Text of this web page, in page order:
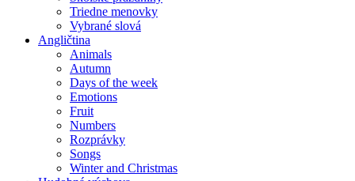
Triedne menovky
Vybrané slová
Angličtina
Animals
Autumn
Days of the week
Emotions
Fruit
Numbers
Rozprávky
Songs
Winter and Christmas